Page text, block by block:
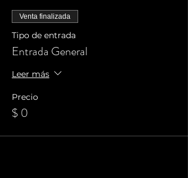
Venta finalizada
Tipo de entrada
Entrada General
Leer más
Precio
$ 0